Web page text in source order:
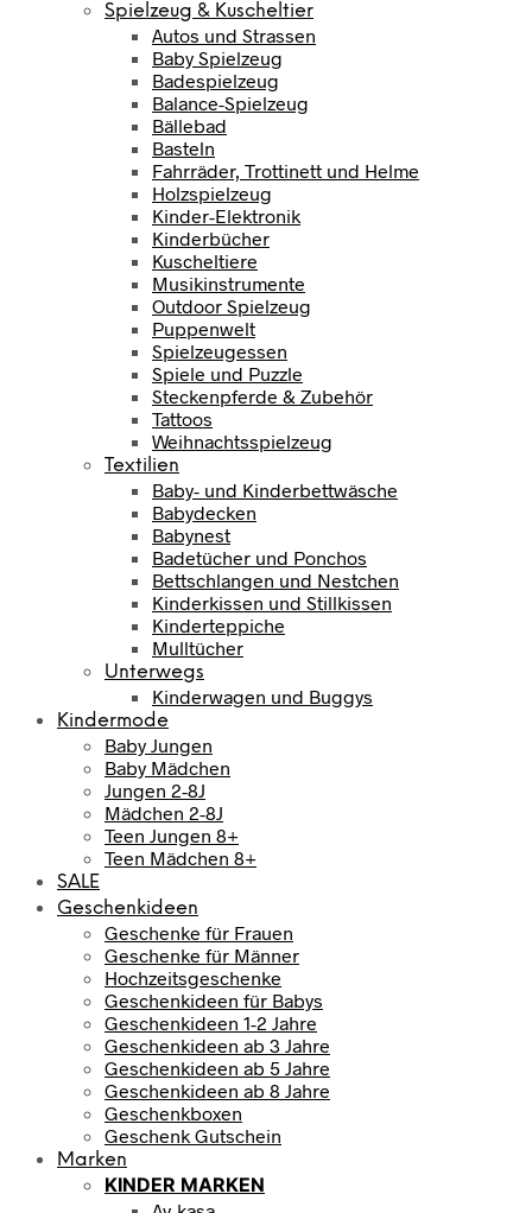
Spielzeug & Kuscheltier
Autos und Strassen
Baby Spielzeug
Badespielzeug
Balance-Spielzeug
Bällebad
Basteln
Fahrräder, Trottinett und Helme
Holzspielzeug
Kinder-Elektronik
Kinderbücher
Kuscheltiere
Musikinstrumente
Outdoor Spielzeug
Puppenwelt
Spielzeugessen
Spiele und Puzzle
Steckenpferde & Zubehör
Tattoos
Weihnachtsspielzeug
Textilien
Baby- und Kinderbettwäsche
Babydecken
Babynest
Badetücher und Ponchos
Bettschlangen und Nestchen
Kinderkissen und Stillkissen
Kinderteppiche
Mulltücher
Unterwegs
Kinderwagen und Buggys
Kindermode
Baby Jungen
Baby Mädchen
Jungen 2-8J
Mädchen 2-8J
Teen Jungen 8+
Teen Mädchen 8+
SALE
Geschenkideen
Geschenke für Frauen
Geschenke für Männer
Hochzeitsgeschenke
Geschenkideen für Babys
Geschenkideen 1-2 Jahre
Geschenkideen ab 3 Jahre
Geschenkideen ab 5 Jahre
Geschenkideen ab 8 Jahre
Geschenkboxen
Geschenk Gutschein
Marken
KINDER MARKEN